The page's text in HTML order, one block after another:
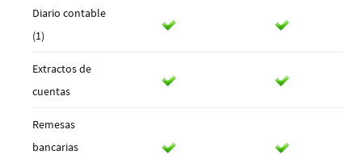
Diario contable
(1)
Extractos de
cuentas
Remesas
bancarias